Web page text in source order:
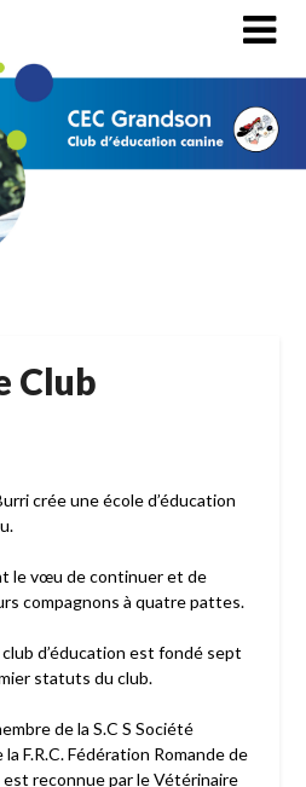
Club
crée une école d’éducation
le vœu de continuer et de
compagnons à quatre pattes.
d’éducation est fondé sept
statuts du club.
de la S.C S Société
F.R.C. Fédération Romande de
reconnue par le Vétérinaire